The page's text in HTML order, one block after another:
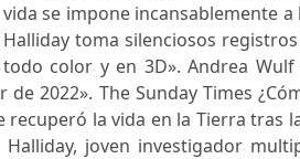
vida se impone incansablemente
Halliday toma silenciosos
todo color y en 3D». Andrea
2022». The Sunday Times
recuperó la vida en la Tierra tras
Halliday, joven investigador